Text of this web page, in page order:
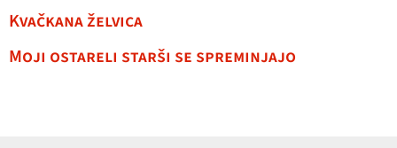
Kvačkana želvica
Moji ostareli starši se spreminjajo